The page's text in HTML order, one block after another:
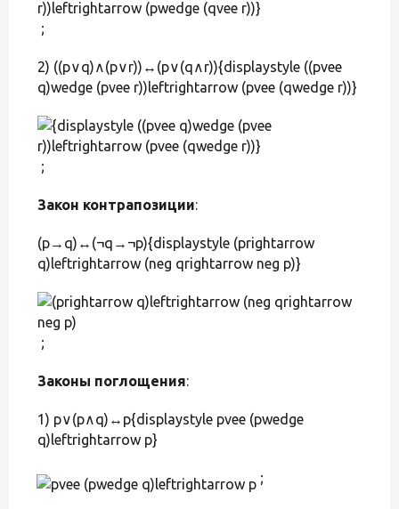
;
2) ((p∨q)∧(p∨r))↔(p∨(q∧r)){displaystyle ((pvee
q)wedge (pvee r))leftrightarrow (pvee (qwedge r))}
;
Закон контрапозиции:
(p→q)↔(¬q→¬p){displaystyle (prightarrow
q)leftrightarrow (neg qrightarrow neg p)}
;
Законы поглощения:
1) p∨(p∧q)↔p{displaystyle pvee (pwedge
q)leftrightarrow p}
;